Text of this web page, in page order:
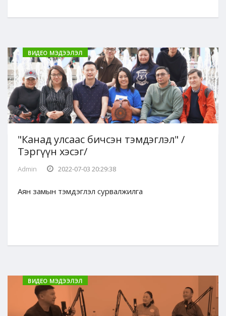
ВИДЕО МЭДЭЭЛЭЛ
"Канад улсаас бичсэн тэмдэглэл" /
Тэргүүн хэсэг/
Admin 2022-07-03 20:29:38
Аян замын тэмдэглэл сурвалжилга
ВИДЕО МЭДЭЭЛЭЛ